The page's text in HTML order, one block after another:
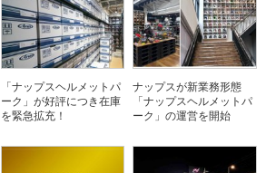
「ナップスヘルメットパ
ーク」が好評につき在庫
を緊急拡充！
ナップスが新業務形態
「ナップスヘルメットパ
ーク」の運営を開始